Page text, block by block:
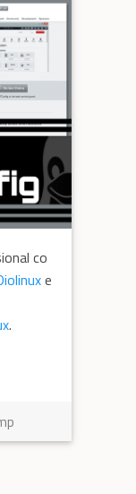
co
e
.